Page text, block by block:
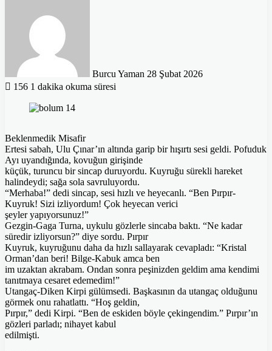
Burcu Yaman 28 Şubat 2026
156 1 dakika okuma süresi
Beklenmedik Misafir
Ertesi sabah, Ulu Çınar’ın altında garip bir hışırtı sesi geldi. Pofuduk
Ayı uyandığında, kovuğun girişinde
küçük, turuncu bir sincap duruyordu. Kuyruğu sürekli hareket
halindeydi; sağa sola savruluyordu.
“Merhaba!” dedi sincap, sesi hızlı ve heyecanlı. “Ben Pırpır-
Kuyruk! Sizi izliyordum! Çok heyecan verici
şeyler yapıyorsunuz!”
Gezgin-Gaga Turna, uykulu gözlerle sincaba baktı. “Ne kadar
süredir izliyorsun?” diye sordu. Pırpır
Kuyruk, kuyruğunu daha da hızlı sallayarak cevapladı: “Kristal
Orman’dan beri! Bilge-Kabuk amca ben
im uzaktan akrabam. Ondan sonra peşinizden geldim ama kendimi
tanıtmaya cesaret edemedim!”
Utangaç-Diken Kirpi gülümsedi. Başkasının da utangaç olduğunu
görmek onu rahatlattı. “Hoş geldin,
Pırpır,” dedi Kirpi. “Ben de eskiden böyle çekingendim.” Pırpır’ın
gözleri parladı; nihayet kabul
edilmişti.